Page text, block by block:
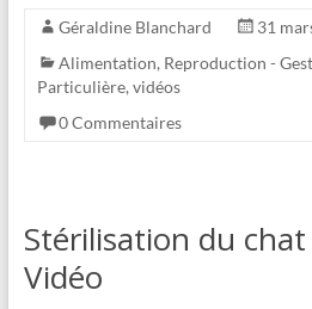
Géraldine Blanchard
31
Alimentation, Reproduction -
Particulière, vidéos
0 Commentaires
Stérilisation du
Vidéo